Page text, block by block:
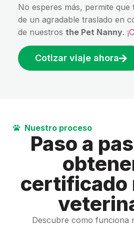
No esperes más, permite
de un agradable traslado en
de nuestros the Pet Nanny​. ¡
Cotizar viaje ahora
Nuestro proceso
Paso a
certificado
Descubre como funciona